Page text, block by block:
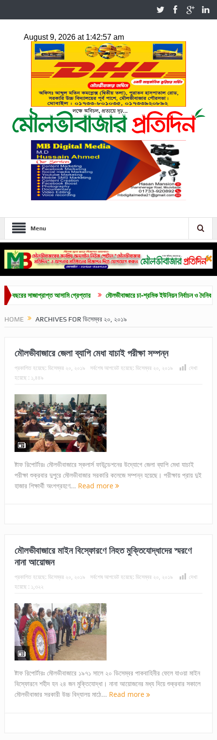
Menu
সাজাপ্রাপ্ত আসামি গ্রেপ্তার মৌলভীবাজারে চা-শ্রমিক ইউনিয়ন নির্বাচন ও দৈনিক ৫০০ টাকা
HOME ARCHIVES FOR ডিসেম্বর ২০, ২০১৯
মৌলভীবাজারে জেলা ব্যাপি মেধা যাচাই পরীক্ষা সম্পন্ন
প্রকাশিত হয়েছে: ডিসেম্বর ২০, ২০১৯ সর্বশেষ আপডেট হয়েছে: ডিসেম্বর ২০, ২০১৯
দেখা
হয়েছে : ১,৪৪৯
ষ্টাফ রিপোর্টারঃ মৌলভীবাজারে স্কলার্স ফাউন্ডেশনের উদ্যোগে জেলা ব্যাপি মেধা যাচাই
পরীক্ষা শুক্রবার দুপুরে মৌলভীবাজার সরকারি কলেজে সম্পন্ন হয়েছে। পরীক্ষায় প্রায় দুই
হাজার শিক্ষার্থী অংশগ্রহণে... Read more
মৌলভীবাজারে মাইন বিস্ফোরণে নিহত মুক্তিযোদ্ধাদের স্মরণে
নানা আয়োজন
প্রকাশিত হয়েছে: ডিসেম্বর ২০, ২০১৯ সর্বশেষ আপডেট হয়েছে: ডিসেম্বর ২০, ২০১৯
দেখা
হয়েছে : ১,৩২২
ষ্টাফ রিপোর্টারঃ মৌলভীবাজারে ১৯৭১ সালে ২০ ডিসেম্বর পাকবাহিনীর ফেলে যাওয়া মাইন
বিস্ফোরনে শহীদ হন ২৪ জন মুক্তিযোদ্ধা। নানা আয়োজনের মধ্য দিয়ে শুক্রবার সকালে
মৌলভীবাজার সরকারী উচ্চ বিদ্যালয় মাঠে... Read more